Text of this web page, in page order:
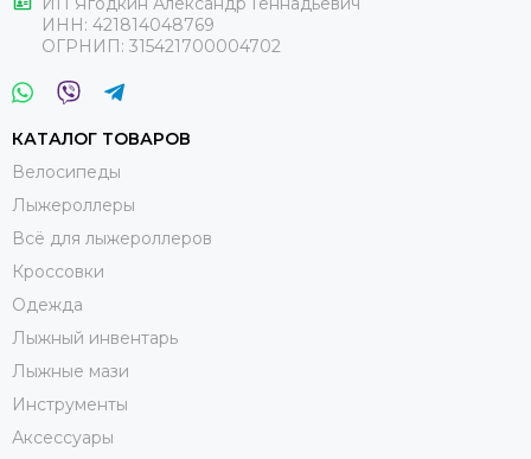
ИНН: 421814048769
ОГРНИП: 315421700004702
КАТАЛОГ ТОВАРОВ
Велосипеды
Лыжероллеры
Всё для лыжероллеров
Кроссовки
Одежда
Лыжный инвентарь
Лыжные мази
Инструменты
Аксессуары